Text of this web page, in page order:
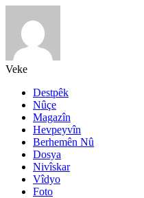
Veke
Destpêk
Nûçe
Magazîn
Hevpeyvîn
Berhemên Nû
Dosya
Nivîskar
Vîdyo
Foto